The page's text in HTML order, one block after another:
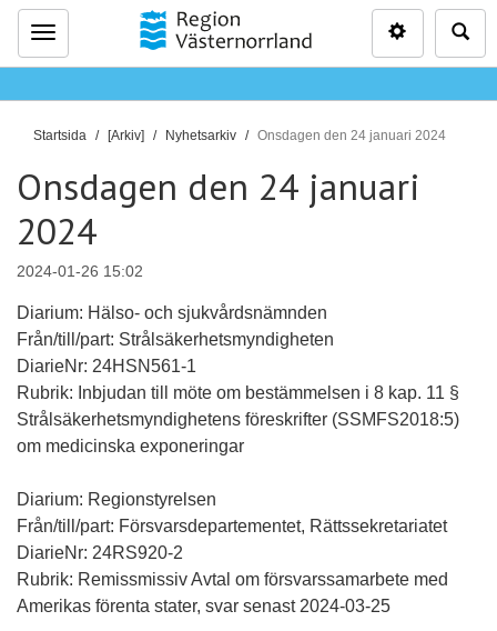
Meny
D
ä
r
h
ä
:
Startsida [Arkiv] Nyhetsarkiv Onsdagen den 24 januari 2024
Onsdagen den 24 januari
2024
2024-01-26 15:02
Diarium: Hälso- och sjukvårdsnämnden
Från/till/part: Strålsäkerhetsmyndigheten
DiarieNr: 24HSN561-1
Rubrik: Inbjudan till möte om bestämmelsen i 8 kap. 11 §
Strålsäkerhetsmyndighetens föreskrifter (SSMFS2018:5)
om medicinska exponeringar
Diarium: Regionstyrelsen
Från/till/part: Försvarsdepartementet, Rättssekretariatet
DiarieNr: 24RS920-2
Rubrik: Remissmissiv Avtal om försvarssamarbete med
Amerikas förenta stater, svar senast 2024-03-25